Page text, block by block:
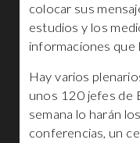
colocar sus
estudios y los
informaciones que
Hay varios
unos 120 jefes de
semana lo harán
conferencias, un